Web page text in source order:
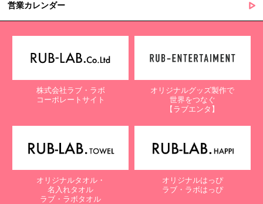
営業カレンダー
株式会社ラブ・ラボ
コーポレートサイト
オリジナルグッズ製作で
世界をつなぐ
【ラブエンタ】
オリジナルタオル・
名入れタオル
ラブ・ラボタオル
オリジナルはっぴ
ラブ・ラボはっぴ